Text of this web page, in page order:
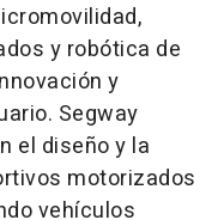
y robótica de
y
Segway
el diseño y la
motorizados
vehículos